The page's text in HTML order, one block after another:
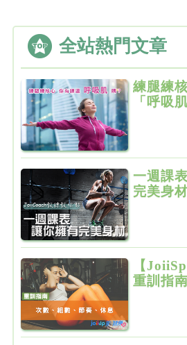
全站熱門文章
練腿練
「呼吸
一週課
完美身材
【
重訓指